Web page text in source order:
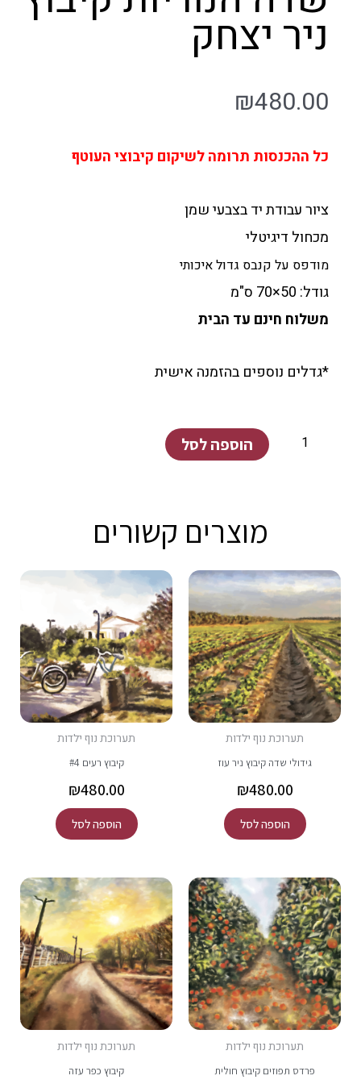
ניר יצחק
₪480.00
כל ההכנסות תרומה לשיקום קיבוצי העוטף
ציור עבודת יד בצבעי שמן
מכחול דיגיטלי
מודפס על קנבס גדול איכותי
גודל: 50×70 ס"מ
משלוח חינם עד הבית
*גדלים נוספים בהזמנה אישית
כמות
הוספה לסל
מוצרים קשורים
תערוכת נוף ילדות
גידולי שדה קיבוץ ניר עוז
₪480.00
הוספה לסל
תערוכת נוף ילדות
קיבוץ רעים #4
₪480.00
הוספה לסל
תערוכת נוף ילדות
פרדס תפוזים קיבוץ חולית
תערוכת נוף ילדות
קיבוץ כפר עזה